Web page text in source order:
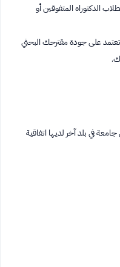
الدكتوراه المتفوقين أو
على جودة مقترحك البحثي
في بلد آخر لديها اتفاقية